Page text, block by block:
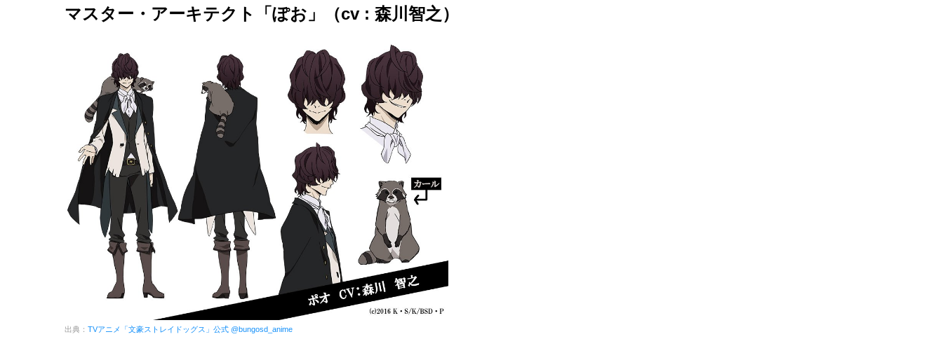
マスター・アーキテクト「ぽお」（cv : 森川智之）
出典： TVアニメ「文豪ストレイドッグス」公式 @bungosd_anime